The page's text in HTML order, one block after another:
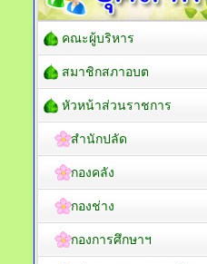
คณะผู้บริหาร
สมาชิกสภาอบต
หัวหน้าส่วนราชการ
สำนักปลัด
กองคลัง
กองช่าง
กองการศึกษาฯ